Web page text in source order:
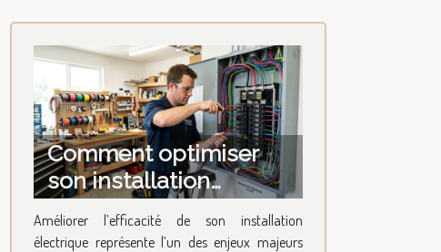
Comment optimiser
son installation
électrique pour une
efficacité maximale ?
Améliorer l’efficacité de son installation
électrique représente l’un des enjeux majeurs